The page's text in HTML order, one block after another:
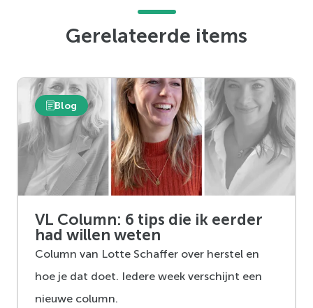
Gerelateerde items
Blog
VL Column: 6 tips die ik eerder
had willen weten
Column van Lotte Schaffer over herstel en
hoe je dat doet. Iedere week verschijnt een
nieuwe column.